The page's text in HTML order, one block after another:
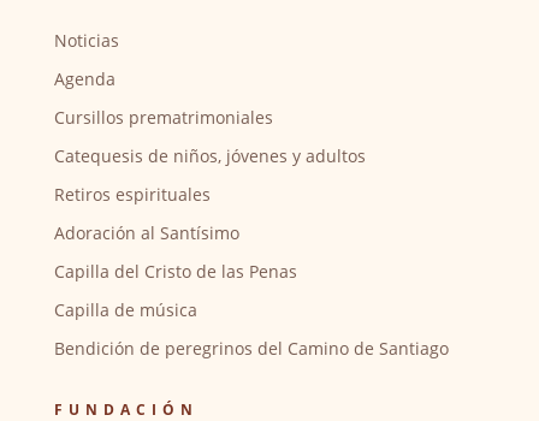
Noticias
Agenda
Cursillos prematrimoniales
Catequesis de niños, jóvenes y adultos
Retiros espirituales
Adoración al Santísimo
Capilla del Cristo de las Penas
Capilla de música
Bendición de peregrinos del Camino de Santiago
FUNDACIÓN